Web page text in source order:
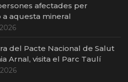
afectades per
a aquesta mineral
del Pacte Nacional de Salut
Arnal, visita el Parc Taulí